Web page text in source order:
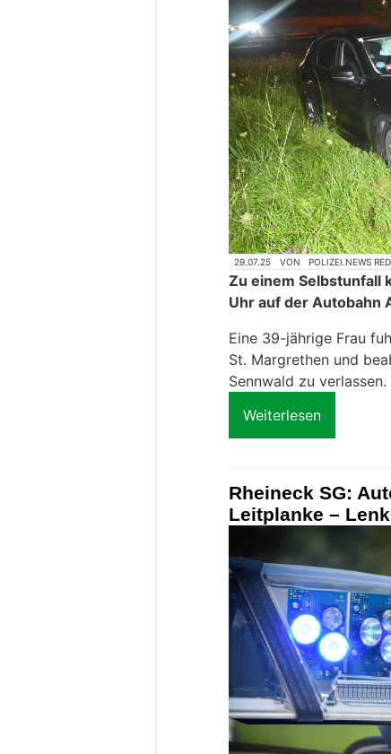
29.07.25 VON POLIZEI.NEWS
Zu einem Selbstunfall
Uhr auf der Autobahn
Eine 39-jährige Frau
St. Margrethen und
Sennwald zu verlassen.
Weiterlesen
Rheineck SG:
Leitplanke –